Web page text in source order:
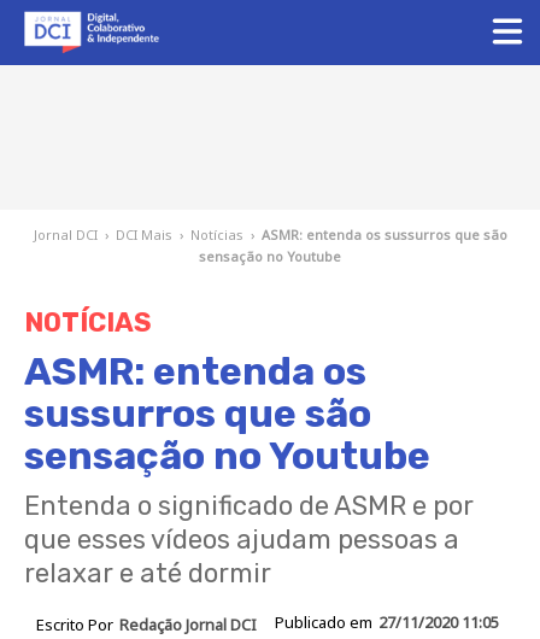
Jornal DCI › DCI Mais › Notícias › ASMR: entenda os sussurros que são
sensação no Youtube
NOTÍCIAS
ASMR: entenda os
sussurros que são
sensação no Youtube
Entenda o significado de ASMR e por
que esses vídeos ajudam pessoas a
relaxar e até dormir
Escrito Por Redação Jornal DCI Publicado em 27/11/2020 11:05